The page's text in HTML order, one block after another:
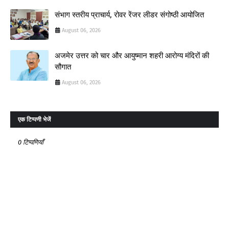
संभाग स्तरीय प्राचार्य, रोवर रेंजर लीडर संगोष्ठी आयोजित
August 06, 2026
अजमेर उत्तर को चार और आयुष्मान शहरी आरोग्य मंदिरों की
सौगात
August 06, 2026
एक टिप्पणी भेजें
0 टिप्पणियाँ